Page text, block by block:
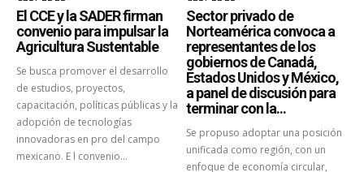
El CCE y la SADER firman
convenio para impulsar la
Agricultura Sustentable
Se busca promover el desarrollo
de estudios, proyectos,
capacitación, políticas públicas y la
adopción de tecnologías
innovadoras en pro del campo
mexicano. E l convenio...
Sector privado de
Norteamérica convoca a
representantes de los
gobiernos de Canadá,
Estados Unidos y México,
a panel de discusión para
terminar con la...
Se propuso adoptar una posición
unificada como región, con un
enfoque de economía circular,